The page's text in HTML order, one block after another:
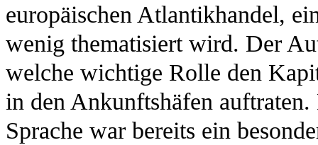
europäischen Atlantikhandel,
wenig thematisiert wird. Der
welche wichtige Rolle den
in den Ankunftshäfen
Sprache war bereits ein